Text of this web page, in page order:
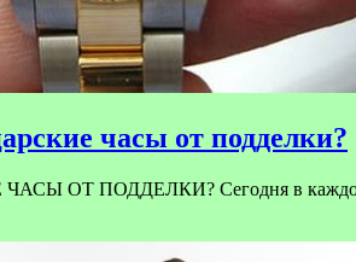
часы от подделки?
Сегодня в каждом